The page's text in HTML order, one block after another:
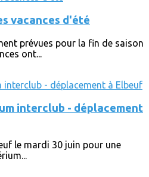
vacances d'été
prévues pour la fin de saison
ont...
interclub - déplacement
le mardi 30 juin pour une